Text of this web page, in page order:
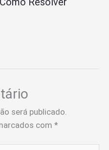
será publicado.
com *